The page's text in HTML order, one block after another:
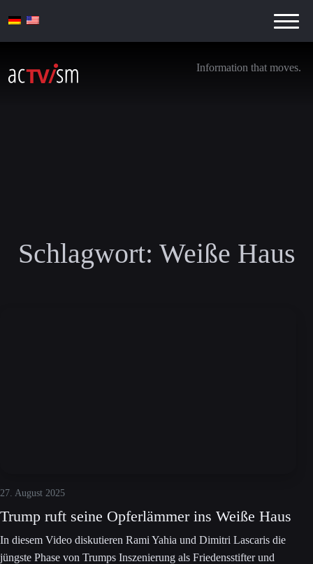
Information that moves.
Schlagwort: Weiße Haus
27. August 2025
Trump ruft seine Opferlämmer ins Weiße Haus
In diesem Video diskutieren Rami Yahia und Dimitri Lascaris die
jüngste Phase von Trumps Inszenierung als Friedensstifter und